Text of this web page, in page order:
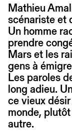
Mathieu
scénariste et
Un homme
prendre
Mars et les
gens à
Les paroles
long adieu.
ce vieux
monde,
autre.